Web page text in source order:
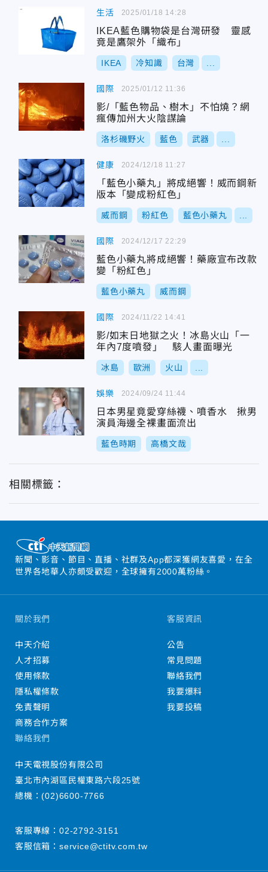
生活
IKEA藍色購物袋是台灣研發 靈感
竟是鷹架外「織布」
IKEA 冷知識 台灣
2025/01/18 14:28
國際
影/「藍色物品、樹木」不怕燒？網
瘋傳加州大火陰謀論
洛杉磯野火 藍色 武器
2025/01/12 11:36
健康
「藍色小藥丸」將成絕響！威而鋼新
版本「變成粉紅色」
威而鋼 粉紅色 藍色小藥丸
2024/12/18 11:27
國際
藍色小藥丸將成絕響！藥廠宣布改款
變「粉紅色」
藍色小藥丸 威而鋼
2024/12/17 22:29
國際
影/如末日地獄之火！冰島火山「一
年內7度噴發」 駭人畫面曝光
冰島 歐洲 火山
2024/11/22 14:41
娛樂
日本男星竟愛穿絲襪、噴香水 揪男
演員海邊全裸畫面流出
藍色時期 高橋文哉
2024/09/24 11:44
相關標籤：
新聞、影音、節目、直播、社群及App都深獲網友喜愛，在全
世界各地華人亦頗受歡迎，全球擁有2000萬粉絲。
關於我們
中天介紹
人才招募
使用條款
隱私權條款
免責聲明
商務合作方案
客服資訊
公告
常見問題
聯絡我們
我要爆料
我要投稿
聯絡我們
中天電視股份有限公司
臺北市內湖區民權東路六段25號
總機：(02)6600-7766
客服專線： 02-2792-3151
客服信箱： service@ctitv.com.tw